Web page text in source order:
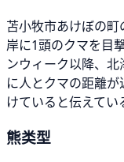
苫小牧市あけぼの
岸に1頭のクマを目
ンウィーク以降、
に人とクマの距離
けていると伝えてい
熊类型